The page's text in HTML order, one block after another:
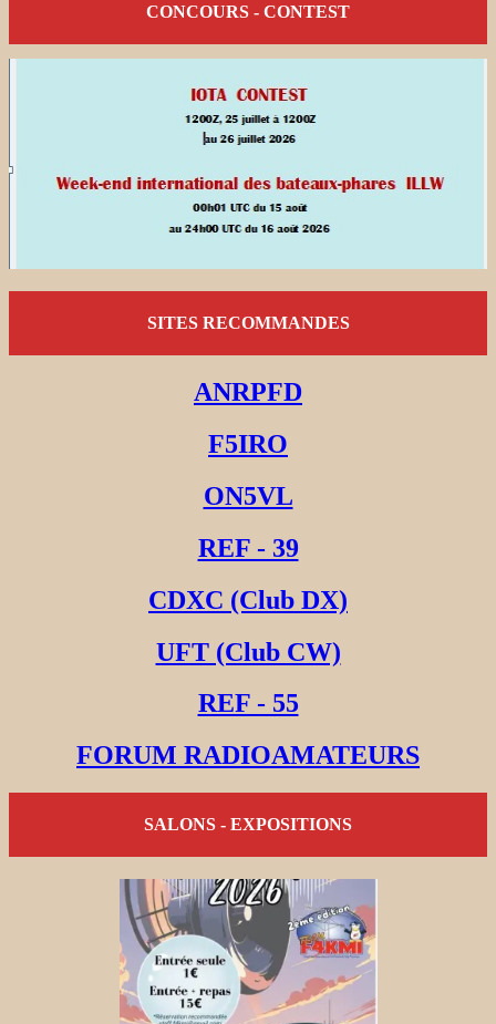
CONCOURS - CONTEST
SITES RECOMMANDES
ANRPFD
F5IRO
ON5VL
REF - 39
CDXC (Club DX)
UFT (Club CW)
REF - 55
FORUM RADIOAMATEURS
SALONS - EXPOSITIONS